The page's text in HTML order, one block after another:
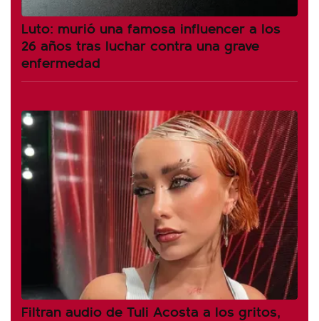
Luto: murió una famosa influencer a los
26 años tras luchar contra una grave
enfermedad
Filtran audio de Tuli Acosta a los gritos,